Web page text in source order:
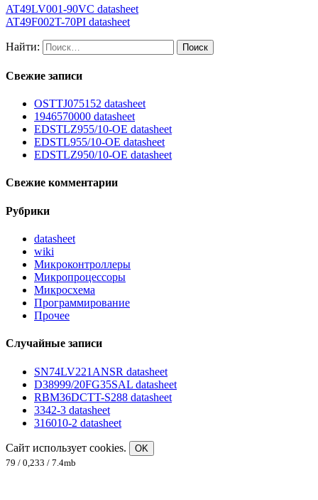
AT49LV001-90VC datasheet
AT49F002T-70PI datasheet
Найти:
Свежие записи
OSTTJ075152 datasheet
1946570000 datasheet
EDSTLZ955/10-OE datasheet
EDSTL955/10-OE datasheet
EDSTLZ950/10-OE datasheet
Свежие комментарии
Рубрики
datasheet
wiki
Микроконтроллеры
Микропроцессоры
Микросхема
Программирование
Прочее
Случайные записи
SN74LV221ANSR datasheet
D38999/20FG35SAL datasheet
RBM36DCTT-S288 datasheet
3342-3 datasheet
316010-2 datasheet
Сайт использует cookies.
OK
79 / 0,233 / 7.4mb